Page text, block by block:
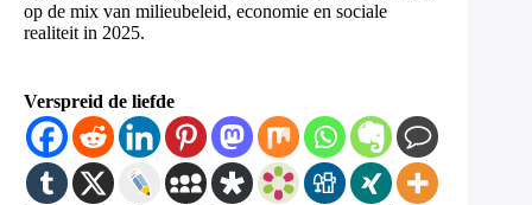
op de mix van milieubeleid, economie en sociale
realiteit in 2025.
Verspreid de liefde